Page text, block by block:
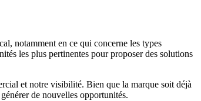
notamment en ce qui concerne les types
les plus pertinentes pour proposer des solutions
et notre visibilité. Bien que la marque soit déjà
de nouvelles opportunités.